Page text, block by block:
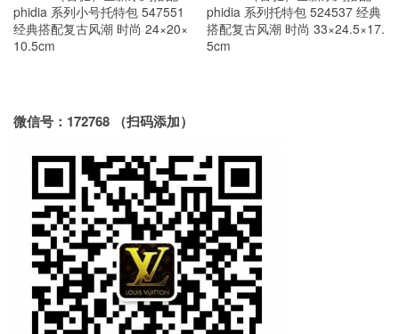
phidia 系列小号托特包 547551
经典搭配复古风潮 时尚 24×20×
10.5cm
phidia 系列托特包 524537 经典
搭配复古风潮 时尚 33×24.5×17.
5cm
微信号：172768 （扫码添加）